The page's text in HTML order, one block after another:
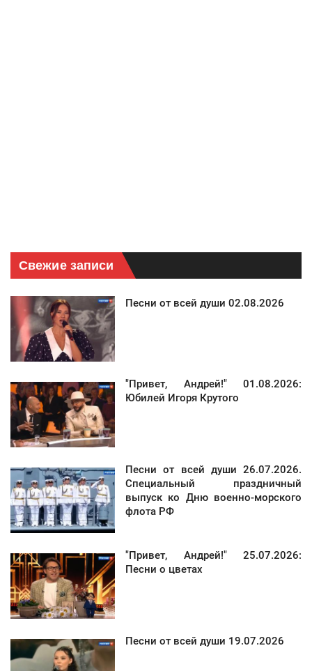
Свежие записи
Песни от всей души 02.08.2026
"Привет, Андрей!" 01.08.2026:
Юбилей Игоря Крутого
Песни от всей души 26.07.2026.
Специальный праздничный
выпуск ко Дню военно-морского
флота РФ
"Привет, Андрей!" 25.07.2026:
Песни о цветах
Песни от всей души 19.07.2026